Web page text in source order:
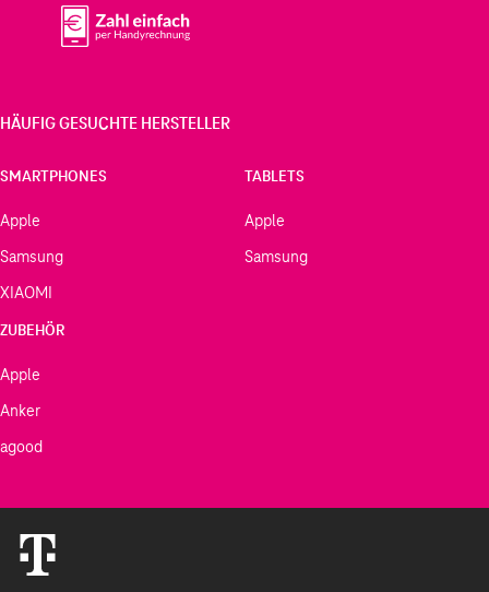
HÄUFIG GESUCHTE HERSTELLER
SMARTPHONES
Apple
Samsung
XIAOMI
TABLETS
Apple
Samsung
ZUBEHÖR
Apple
Anker
agood